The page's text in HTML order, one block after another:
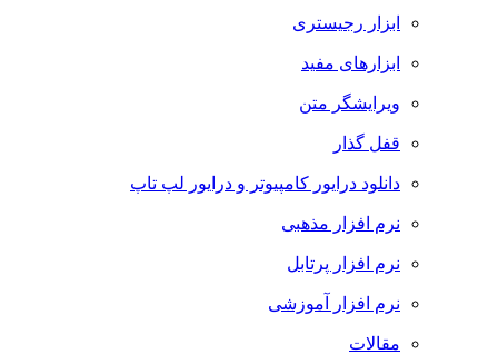
ابزار رجیستری
ابزارهای مفید
ویرایشگر متن
قفل گذار
دانلود درایور کامپیوتر و درایور لپ تاپ
نرم افزار مذهبی
نرم افزار پرتابل
نرم افزار آموزشی
مقالات